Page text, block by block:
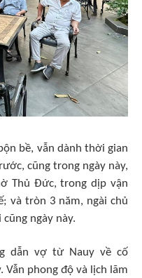
bề, vẫn dành thời gian
cũng trong ngày này,
Thủ Đức, trong dịp vận
và tròn 3 năm, ngài chủ
ngày này.
dẫn vợ từ Nauy về cố
Vẫn phong độ và lịch lãm